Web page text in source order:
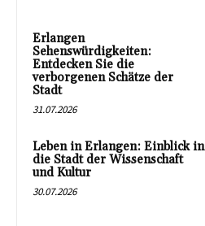
Erlangen
Sehenswürdigkeiten:
Entdecken Sie die
verborgenen Schätze der
Stadt
31.07.2026
Leben in Erlangen: Einblick in
die Stadt der Wissenschaft
und Kultur
30.07.2026